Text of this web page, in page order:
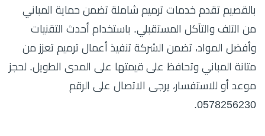
بالقصيم تقدم خدمات ترميم شاملة تضمن حماية المباني
من التلف والتآكل المستقبلي. باستخدام أحدث التقنيات
وأفضل المواد، تضمن الشركة تنفيذ أعمال ترميم تعزز من
متانة المباني وتحافظ على قيمتها على المدى الطويل. لحجز
موعد أو للاستفسار، يرجى الاتصال على الرقم
0578256230.